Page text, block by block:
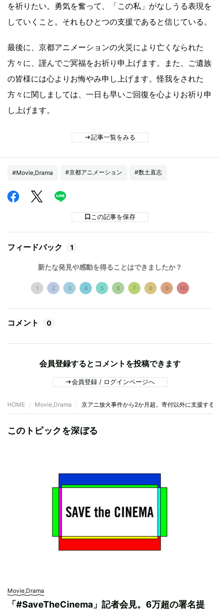
を祈りたい。勇気を奮って、「この私」がなしうる表現を
していくこと。それもひとつの支援であると信じている。
最後に、京都アニメーションの火災により亡くなられた
方々に、謹んでご冥福をお祈り申上げます。また、ご遺族
の皆様には心よりお悔やみ申し上げます。怪我をされた
方々に関しましては、一日も早いご回復を心よりお祈り申
し上げます。
記事一覧をみる
#Movie,Drama #京都アニメーション #数土直志
この記事を保存
フィードバック 1
新たな発見や感動を得ることはできましたか？
1 2 3 4 5 6 7 8 9 10
コメント 0
会員登録するとコメントを投稿できます
会員登録 / ログインページへ
HOME Movie,Drama 京アニ放火事件から2か月超。寄付以外に支援する
このトピックを深ぼる
Movie,Drama
「#SaveTheCinema」記者会見。6万超の署名提